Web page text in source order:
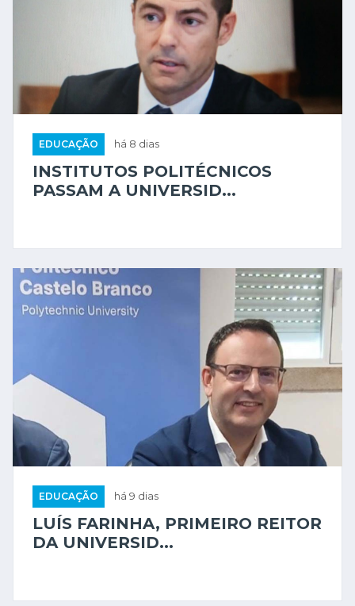
EDUCAÇÃO há 8 dias
INSTITUTOS POLITÉCNICOS
PASSAM A UNIVERSID...
EDUCAÇÃO há 9 dias
LUÍS FARINHA, PRIMEIRO REITOR
DA UNIVERSID...